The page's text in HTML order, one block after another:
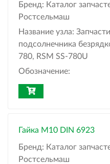
Бренд: Каталог
Ростсельмаш
Название узла:
подсолнечника
780, RSM SS-780U
Обозначение:
Гайка М10 DIN 6923
Бренд: Каталог
Ростсельмаш